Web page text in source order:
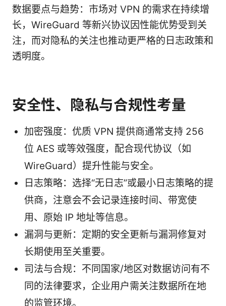
数据要点与趋势：市场对 VPN 的需求在持续增
长，WireGuard 等新兴协议因性能优势受到关
注，而对隐私的关注也推动更严格的日志政策和
透明度。
安全性、隐私与合规性考量
加密强度：优质 VPN 提供商通常支持 256
位 AES 或等效强度，配合现代协议（如
WireGuard）提升性能与安全。
日志策略：选择“无日志”或最小日志策略的提
供商，注意会不会记录连接时间、带宽使
用、原始 IP 地址等信息。
漏洞与更新：定期的安全更新与漏洞修复对
长期使用至关重要。
司法与合规：不同国家/地区对数据访问有不
同的法律要求，企业用户需关注数据所在地
的监管环境。